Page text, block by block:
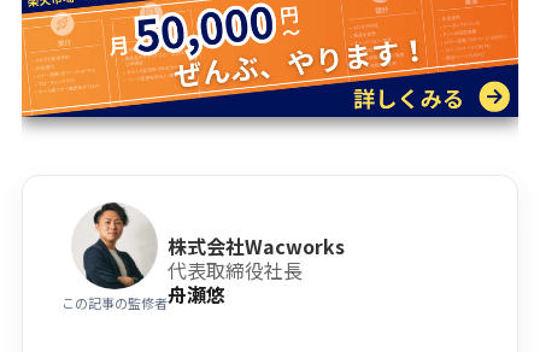
この記事の監修者
株式会社Wacworks
代表取締役社長
舟瀬悠